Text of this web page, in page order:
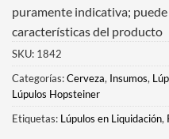
puramente indicativa;
características del producto
SKU: 1842
Categorías:Cerveza, Insumos,
Lúpulos Hopsteiner
Etiquetas: Lúpulos en Liquidación,